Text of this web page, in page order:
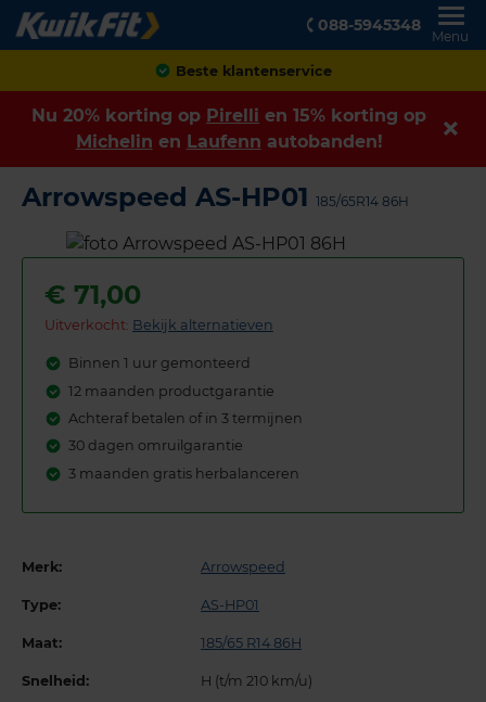
088-5945348
Menu
Achteraf betalen
Nu 20% korting op Pirelli en 15% korting op
Michelin en Laufenn autobanden!
Arrowspeed AS-HP01 185/65R14 86H
€ 71,00
Uitverkocht: Bekijk alternatieven
Binnen 1 uur gemonteerd
12 maanden productgarantie
Achteraf betalen of in 3 termijnen
30 dagen omruilgarantie
3 maanden gratis herbalanceren
Merk: Arrowspeed
Type: AS-HP01
Maat: 185/65 R14 86H
Snelheid: H (t/m 210 km/u)